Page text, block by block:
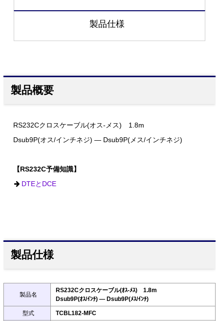
製品仕様
製品概要
RS232Cクロスケーブル(オス-メス) 1.8m
Dsub9P(オス/インチネジ) ― Dsub9P(メス/インチネジ)
【RS232C予備知識】
DTEとDCE
製品仕様
製品名
RS232Cクロスケーブル(ｵｽ-ﾒｽ) 1.8m
Dsub9P(ｵｽ/ｲﾝﾁ) ― Dsub9P(ﾒｽ/ｲﾝﾁ)
型式 TCBL182-MFC